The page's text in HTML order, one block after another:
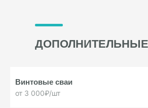
Винтовые сваи
от 3 000₽/шт